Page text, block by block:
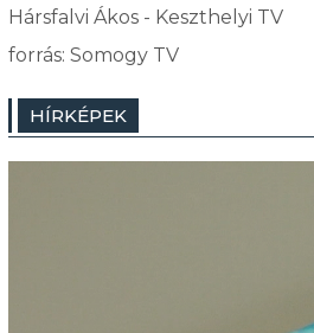
Hársfalvi Ákos - Keszthelyi TV
forrás: Somogy TV
HÍRKÉPEK